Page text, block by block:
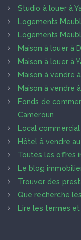
Studio à louer à
Logements
Logements
Maison à louer à
Maison à louer à
Maison à vendre
Maison à vendre
Fonds de
Cameroun
Local
Hôtel à vendre
Toutes les offres
Le blog
Trouver des
Que recherche
Lire les termes